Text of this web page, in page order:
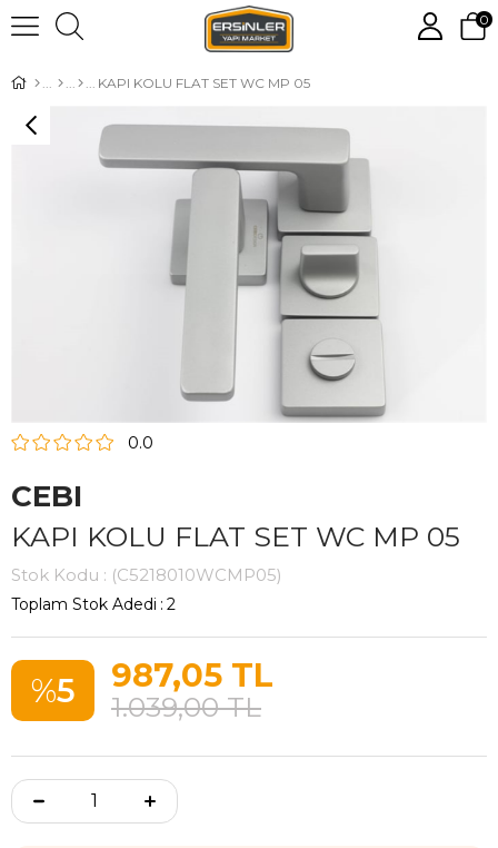
0
KAPI KOLU FLAT SET WC MP 05
0.0
CEBI
KAPI KOLU FLAT SET WC MP 05
Stok Kodu (C5218010WCMP05)
Toplam Stok Adedi : 2
5 1.039,00 TL
987,05 TL